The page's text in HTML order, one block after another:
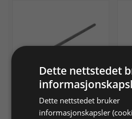
Stikkel (til 216791) 11/64"
solid micrograin carbide
cutters 1,5mm
Dette nettstedet
Dette nettstedet bruker
informasjonskapsler